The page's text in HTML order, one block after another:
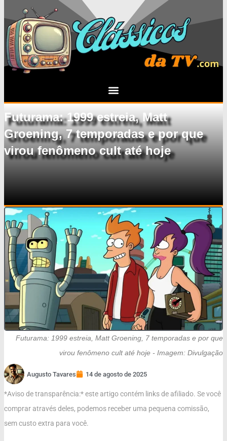
Futurama: 1999 estreia, Matt
Groening, 7 temporadas e por que
virou fenômeno cult até hoje
Futurama: 1999 estreia, Matt Groening, 7 temporadas e por que
virou fenômeno cult até hoje - Imagem: Divulgação
Augusto Tavares 14 de agosto de 2025
*Aviso de transparência:* este artigo contém links de afiliado. Se você
comprar através deles, podemos receber uma pequena comissão,
sem custo extra para você.